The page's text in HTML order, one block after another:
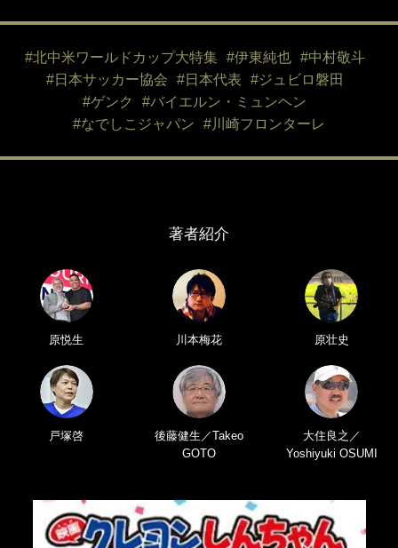
#北中米ワールドカップ大特集 #伊東純也
#中村敬斗
#日本サッカー協会
#日本代表
#ジュビロ磐田
#ゲンク
#バイエルン・ミュンヘン
#なでしこジャパン
#川崎フロンターレ
著者紹介
原悦生 川本梅花 原壮史
戸塚啓
後藤健生／Takeo
GOTO
大住良之／
Yoshiyuki OSUMI